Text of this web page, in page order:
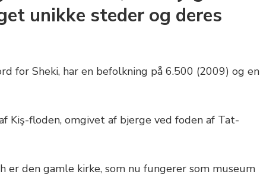
unikke steder og deres
for Sheki, har en befolkning på 6.500 (2009) og en
Kiş-floden, omgivet af bjerge ved foden af Tat-
er den gamle kirke, som nu fungerer som museum